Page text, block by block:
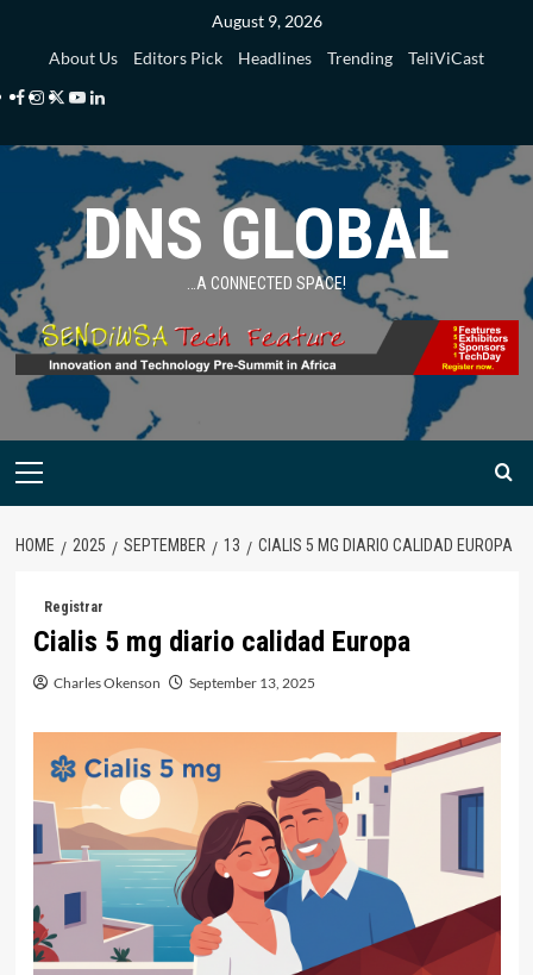
August 9, 2026
About Us
Editors Pick Headlines Trending
TeliViCast
Facebook
Instagram
Twitter
Youtube
Linkedin
DNS GLOBAL
…A CONNECTED SPACE!
Primary
HOME 2025 SEPTEMBER 13 CIALIS 5 MG DIARIO CALIDAD EUROPA
Registrar
Cialis 5 mg diario calidad Europa
Charles Okenson September 13, 2025